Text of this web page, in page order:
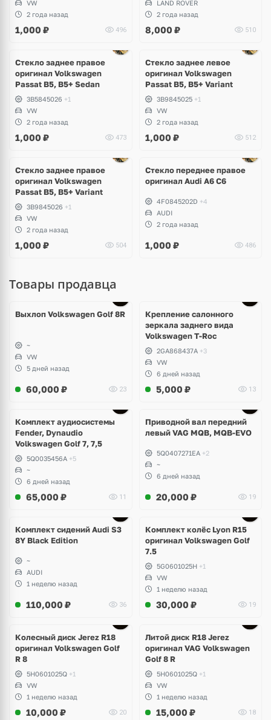
VW
2 года назад
1,000 ₽ 496
LAND ROVER
2 года назад
8,000 ₽ 510
Стекло заднее правое
оригинал Volkswagen
Passat B5, B5+ Sedan
3B5845026 +1
VW
2 года назад
1,000 ₽ 473
Стекло заднее левое
оригинал Volkswagen
Passat B5, B5+ Variant
3B9845025 +1
VW
2 года назад
1,000 ₽ 512
Стекло заднее правое
оригинал Volkswagen
Passat B5, B5+ Variant
3B9845026 +1
VW
2 года назад
1,000 ₽ 504
Стекло переднее правое
оригинал Audi A6 C6
4F0845202D +4
AUDI
2 года назад
1,000 ₽ 486
Товары продавца
Выхлоп Volkswagen Golf 8R
~
VW
5 дней назад
60,000 ₽ 23
Крепление салонного
зеркала заднего вида
Volkswagen T-Roc
2GA868437A +3
VW
6 дней назад
5,000 ₽ 13
Комплект аудиосистемы
Fender, Dynaudio
Volkswagen Golf 7, 7,5
5Q0035456A +5
~
6 дней назад
65,000 ₽ 11
Приводной вал передний
левый VAG MQB, MQB-EVO
5Q0407271EA +2
~
6 дней назад
20,000 ₽ 19
Комплект сидений Audi S3
8Y Black Edition
~
AUDI
1 неделю назад
110,000 ₽ 36
Комплект колёс Lyon R15
оригинал Volkswagen Golf
7.5
5G0601025H +1
VW
1 неделю назад
30,000 ₽ 19
Колесный диск Jerez R18
оригинал Volkswagen Golf
R 8
5H0601025Q +1
VW
1 неделю назад
10,000 ₽ 20
Литой диск R18 Jerez
оригинал VAG Volkswagen
Golf 8 R
5H0601025Q +1
VW
1 неделю назад
15,000 ₽ 18